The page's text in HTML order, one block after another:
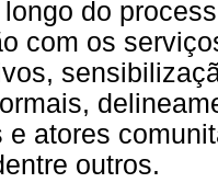
do
com os
e atores
outros.